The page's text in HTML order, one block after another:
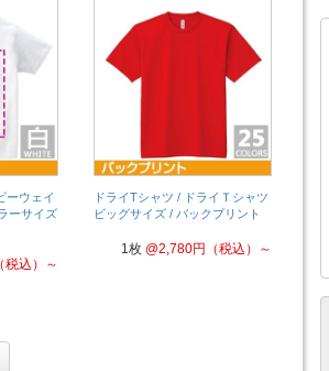
ーウェイ
ーサイズ
（税込）～
ドライTシャツ / ドライＴシャツ
ビッグサイズ / バックプリント
1枚 @2,780円 （税込）～